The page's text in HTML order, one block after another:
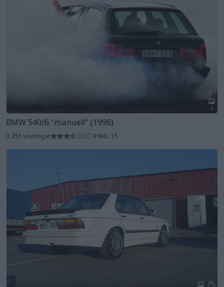
4
BMW 540/6 "manuell" (1996)
3 355 visningar 2 9 feb. 15